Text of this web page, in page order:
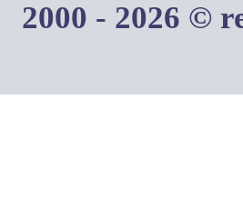
2000 - 2026 ©